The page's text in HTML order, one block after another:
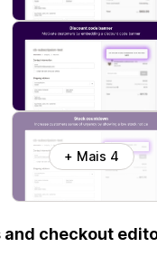
+ Mais 4
checkout